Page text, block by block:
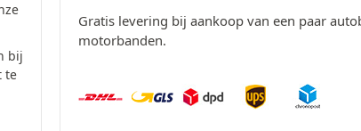
bij
te
Gratis levering bij aankoop van een paar
motorbanden.